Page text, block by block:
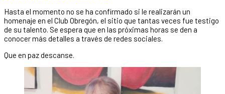
Hasta el momento no se ha confirmado si le realizarán un
homenaje en el Club Obregón, el sitio que tantas veces fue testigo
de su talento. Se espera que en las próximas horas se den a
conocer más detalles a través de redes sociales.
Que en paz descanse.